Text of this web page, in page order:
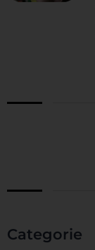
Categorie